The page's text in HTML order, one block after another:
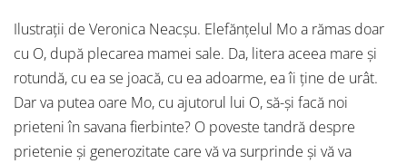
Ilustrații de Veronica Neacșu. Elefănțelul Mo a rămas doar
cu O, după plecarea mamei sale. Da, litera aceea mare și
rotundă, cu ea se joacă, cu ea adoarme, ea îi ține de urât.
Dar va putea oare Mo, cu ajutorul lui O, să-și facă noi
prieteni în savana fierbinte? O poveste tandră despre
prietenie și generozitate care vă va surprinde și vă va